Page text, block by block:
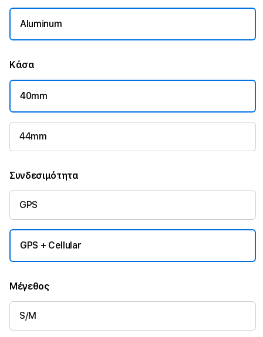
Aluminum
Κάσα
40mm
44mm
Συνδεσιμότητα
GPS
GPS + Cellular
Μέγεθος
S/M